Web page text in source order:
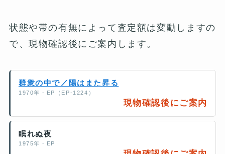
状態や帯の有無によって査定額は変動しますの
で、現物確認後にご案内します。
群衆の中で／陽はまた昇る
1970年・EP（EP-1224）
現物確認後にご案内
眠れぬ夜
1975年・EP